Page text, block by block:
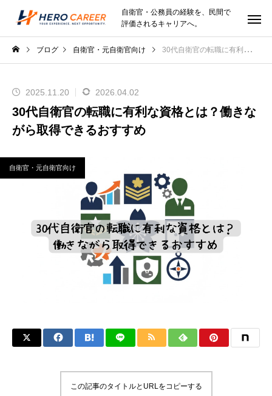
自衛官・公務員の経験を、民間で
評価されるキャリアへ。
ブログ 自衛官・元自衛官向け 30代自衛官の転職に有利な資格とは？働きながら取得できるおすすめ
2025.11.20 2026.04.02
30代自衛官の転職に有利な資格とは？働きな
がら取得できるおすすめ
自衛官・元自衛官向け
この記事のタイトルとURLをコピーする